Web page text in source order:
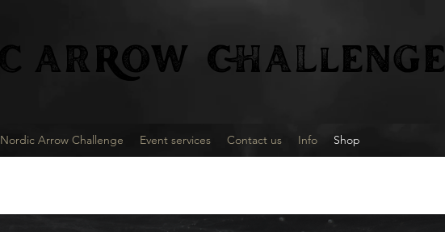
ARROW CHALlENGE
Nordic Arrow Challenge Event services Contact us Info Shop